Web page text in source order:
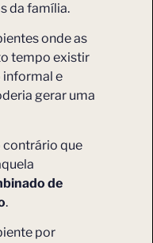
da família.
onde as
tempo existir
e
gerar uma
contrário que
de
.
por